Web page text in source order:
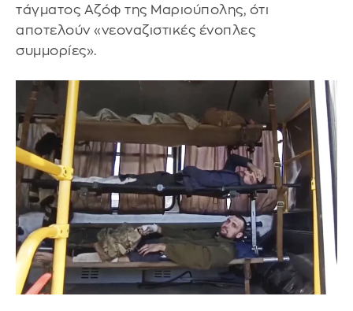
τάγματος Αζόφ της Μαριούπολης, ότι
αποτελούν «νεοναζιστικές ένοπλες
συμμορίες».